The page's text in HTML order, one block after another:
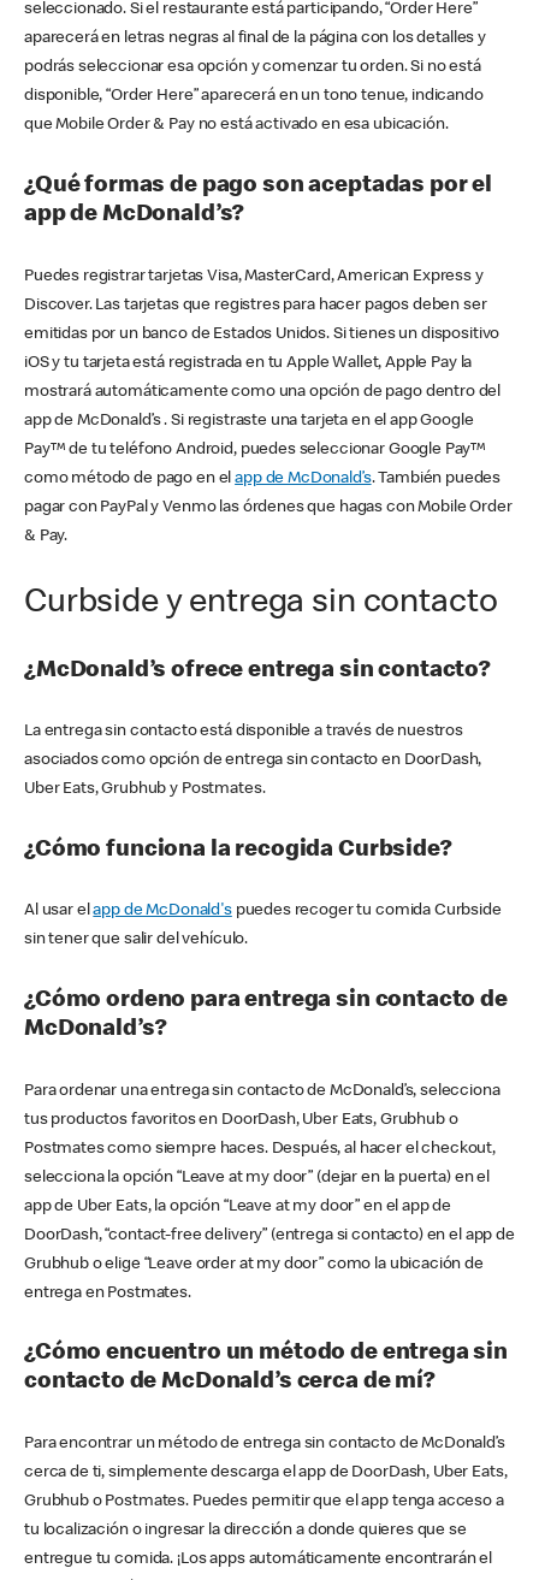
seleccionado. Si el restaurante está participando, “Order Here”
aparecerá en letras negras al final de la página con los detalles y
podrás seleccionar esa opción y comenzar tu orden. Si no está
disponible, “Order Here” aparecerá en un tono tenue, indicando
que Mobile Order & Pay no está activado en esa ubicación.
¿Qué formas de pago son aceptadas por el
app de McDonald’s?
Puedes registrar tarjetas Visa, MasterCard, American Express y
Discover. Las tarjetas que registres para hacer pagos deben ser
emitidas por un banco de Estados Unidos. Si tienes un dispositivo
iOS y tu tarjeta está registrada en tu Apple Wallet, Apple Pay la
mostrará automáticamente como una opción de pago dentro del
app de McDonald’s . Si registraste una tarjeta en el app Google
Pay™ de tu teléfono Android, puedes seleccionar Google Pay™
como método de pago en elapp de McDonald’s. También puedes
pagar con PayPal y Venmo las órdenes que hagas con Mobile Order
& Pay.
Curbside y entrega sin contacto
¿McDonald’s ofrece entrega sin contacto?
La entrega sin contacto está disponible a través de nuestros
asociados como opción de entrega sin contacto en DoorDash,
Uber Eats, Grubhub y Postmates.
¿Cómo funciona la recogida Curbside?
Al usar elapp de McDonald'spuedes recoger tu comida Curbside
sin tener que salir del vehículo.
¿Cómo ordeno para entrega sin contacto de
McDonald’s?
Para ordenar una entrega sin contacto de McDonald’s, selecciona
tus productos favoritos en DoorDash, Uber Eats, Grubhub o
Postmates como siempre haces. Después, al hacer el checkout,
selecciona la opción “Leave at my door” (dejar en la puerta) en el
app de Uber Eats, la opción “Leave at my door” en el app de
DoorDash, “contact-free delivery” (entrega si contacto) en el app de
Grubhub o elige “Leave order at my door” como la ubicación de
entrega en Postmates.
¿Cómo encuentro un método de entrega sin
contacto de McDonald’s cerca de mí?
Para encontrar un método de entrega sin contacto de McDonald’s
cerca de ti, simplemente descarga el app de DoorDash, Uber Eats,
Grubhub o Postmates. Puedes permitir que el app tenga acceso a
tu localización o ingresar la dirección a donde quieres que se
entregue tu comida. ¡Los apps automáticamente encontrarán el